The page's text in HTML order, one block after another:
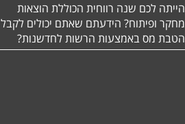
הייתה לכם שנה רווחית הכוללת הוצאות
מחקר ופיתוח? הידעתם שאתם יכולים לקבל
הטבת מס באמצעות הרשות לחדשנות?